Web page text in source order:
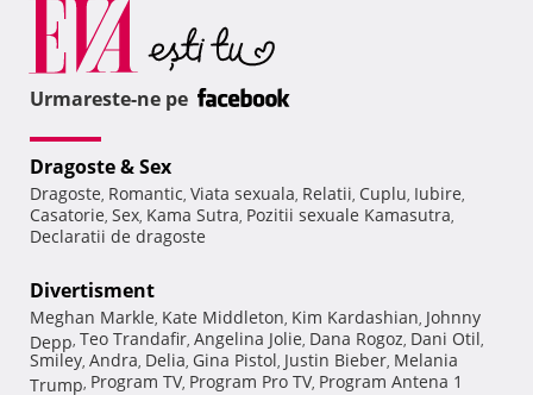
Urmareste-ne pe
Dragoste & Sex
Dragoste, Romantic, Viata sexuala, Relatii, Cuplu, Iubire,
Casatorie, Sex, Kama Sutra, Pozitii sexuale Kamasutra,
Declaratii de dragoste
Divertisment
Meghan Markle, Kate Middleton, Kim Kardashian, Johnny
Depp, Teo Trandafir, Angelina Jolie, Dana Rogoz, Dani Otil,
Smiley, Andra, Delia, Gina Pistol, Justin Bieber, Melania
Trump, Program TV, Program Pro TV, Program Antena 1